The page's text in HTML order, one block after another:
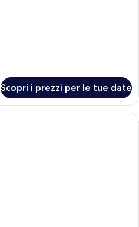
Scopri i prezzi per le tue date